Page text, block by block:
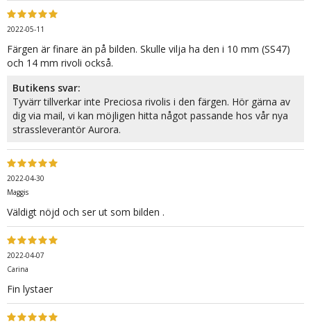
2022-05-11
Färgen är finare än på bilden. Skulle vilja ha den i 10 mm (SS47)
och 14 mm rivoli också.
Butikens svar:
Tyvärr tillverkar inte Preciosa rivolis i den färgen. Hör gärna av
dig via mail, vi kan möjligen hitta något passande hos vår nya
strassleverantör Aurora.
2022-04-30
Maggis
Väldigt nöjd och ser ut som bilden .
2022-04-07
Carina
Fin lystaer